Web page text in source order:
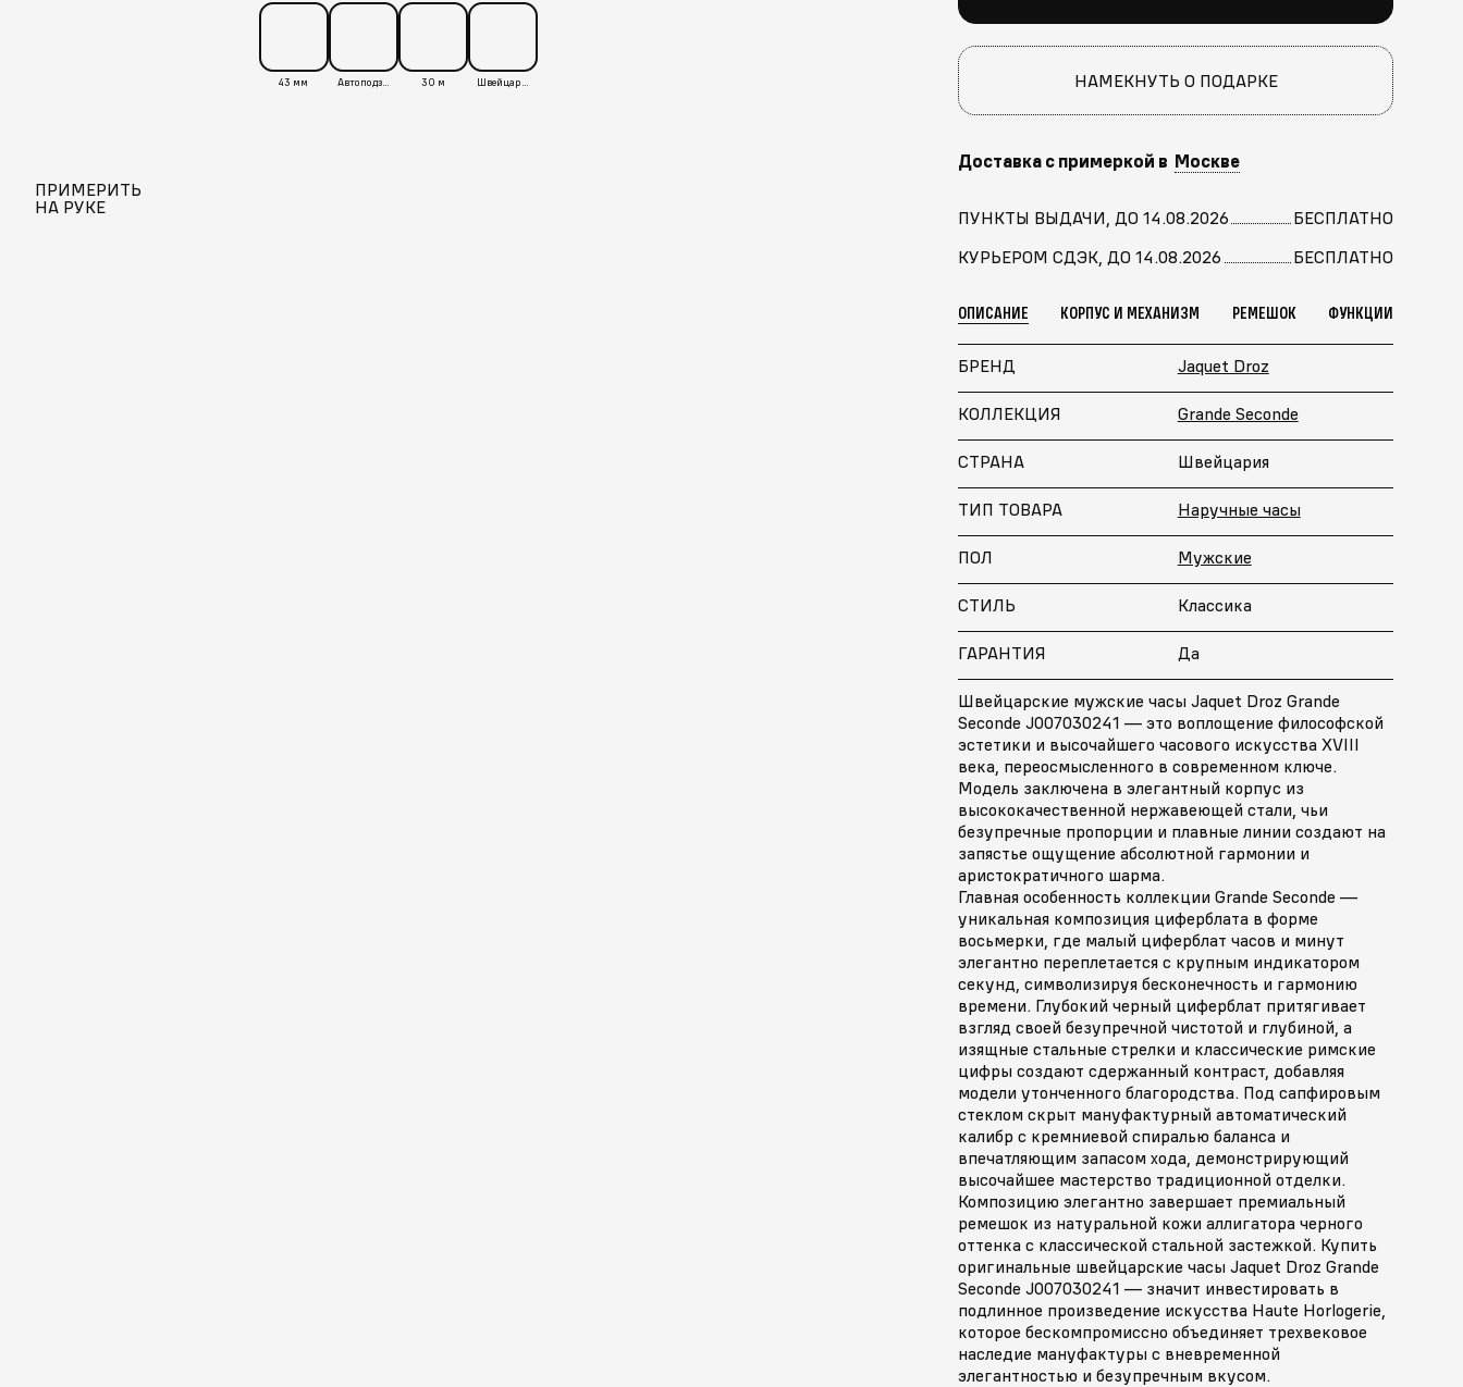
43 мм Автоподзавод 30 м
ПРИМЕРИТЬ
НА РУКЕ
НАМЕКНУТЬ О ПОДАРКЕ
Доставка с примеркой в Москве
ПУНКТЫ ВЫДАЧИ, ДО 14.08.2026
БЕСПЛАТНО
КУРЬЕРОМ СДЭК, ДО 14.08.2026
БЕСПЛАТНО
ОПИСАНИЕ КОРПУС И МЕХАНИЗМ РЕМЕШОК ФУНКЦИИ
БРЕНД Jaquet Droz
КОЛЛЕКЦИЯ Grande Seconde
СТРАНА Швейцария
ТИП ТОВАРА Наручные часы
ПОЛ Мужские
СТИЛЬ Классика
ГАРАНТИЯ Да
Швейцарские мужские часы Jaquet Droz Grande
Seconde J007030241 — это воплощение философской
эстетики и высочайшего часового искусства XVIII
века, переосмысленного в современном ключе.
Модель заключена в элегантный корпус из
высококачественной нержавеющей стали, чьи
безупречные пропорции и плавные линии создают на
запястье ощущение абсолютной гармонии и
аристократичного шарма.
Главная особенность коллекции Grande Seconde —
уникальная композиция циферблата в форме
восьмерки, где малый циферблат часов и минут
элегантно переплетается с крупным индикатором
секунд, символизируя бесконечность и гармонию
времени. Глубокий черный циферблат притягивает
взгляд своей безупречной чистотой и глубиной, а
изящные стальные стрелки и классические римские
цифры создают сдержанный контраст, добавляя
модели утонченного благородства. Под сапфировым
стеклом скрыт мануфактурный автоматический
калибр с кремниевой спиралью баланса и
впечатляющим запасом хода, демонстрирующий
высочайшее мастерство традиционной отделки.
Композицию элегантно завершает премиальный
ремешок из натуральной кожи аллигатора черного
оттенка с классической стальной застежкой. Купить
оригинальные швейцарские часы Jaquet Droz Grande
Seconde J007030241 — значит инвестировать в
подлинное произведение искусства Haute Horlogerie,
которое бескомпромиссно объединяет трехвековое
наследие мануфактуры с вневременной
элегантностью и безупречным вкусом.